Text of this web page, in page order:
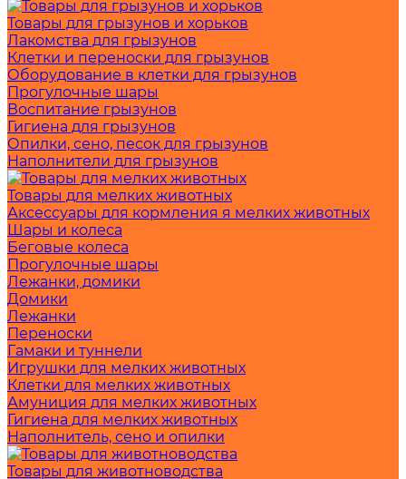
Товары для грызунов и хорьков
Лакомства для грызунов
Клетки и переноски для грызунов
Оборудование в клетки для грызунов
Прогулочные шары
Воспитание грызунов
Гигиена для грызунов
Опилки, сено, песок для грызунов
Наполнители для грызунов
Товары для мелких животных
Аксессуары для кормления я мелких животных
Шары и колеса
Беговые колеса
Прогулочные шары
Лежанки, домики
Домики
Лежанки
Переноски
Гамаки и туннели
Игрушки для мелких животных
Клетки для мелких животных
Амуниция для мелких животных
Гигиена для мелких животных
Наполнитель, сено и опилки
Товары для животноводства